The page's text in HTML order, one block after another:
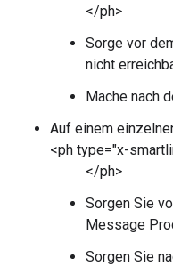
</ph>
Sorge vor
nicht
Mache nach
Auf einem
<ph type="x-
</ph>
Sorgen Sie
Message
Sorgen Sie